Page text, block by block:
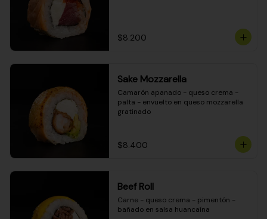
$8.200
Sake Mozzarella
Camarón apanado - queso crema -
palta - envuelto en queso mozzarella
gratinado
$8.400
Beef Roll
Carne - queso crema - pimentón -
bañado en salsa huancaína